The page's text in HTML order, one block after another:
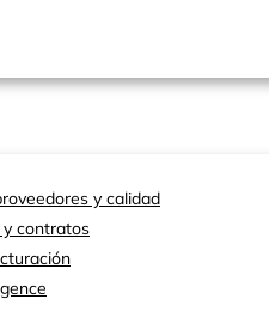
y calidad
y contratos